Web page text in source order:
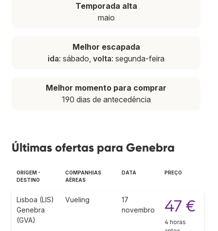
Temporada alta
maio
Melhor escapada
ida: sábado, volta: segunda-feira
Melhor momento para comprar
190 dias de antecedência
Últimas ofertas para Genebra
ORIGEM -
DESTINO
COMPANHIAS
AÉREAS
DATA PREÇO
Lisboa (LIS)
Genebra
(GVA)
Vueling
17
novembro
47 €
4 horas